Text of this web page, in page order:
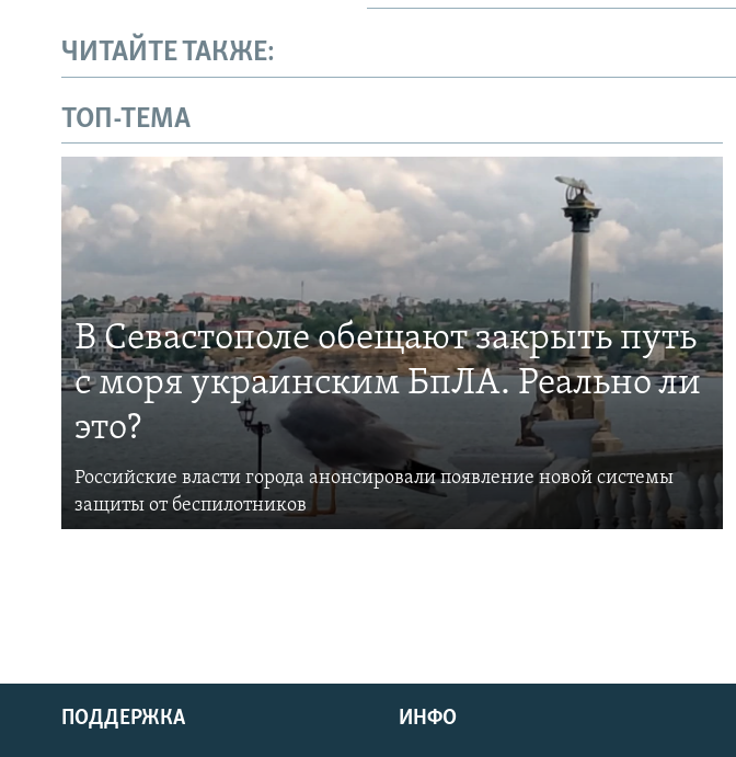
ЧИТАЙТЕ ТАКЖЕ:
ТОП-ТЕМА
В Севастополе обещают закрыть путь
с моря украинским БпЛА. Реально ли
это?
Российские власти города анонсировали появление новой системы
защиты от беспилотников
ПОДДЕРЖКА ИНФО